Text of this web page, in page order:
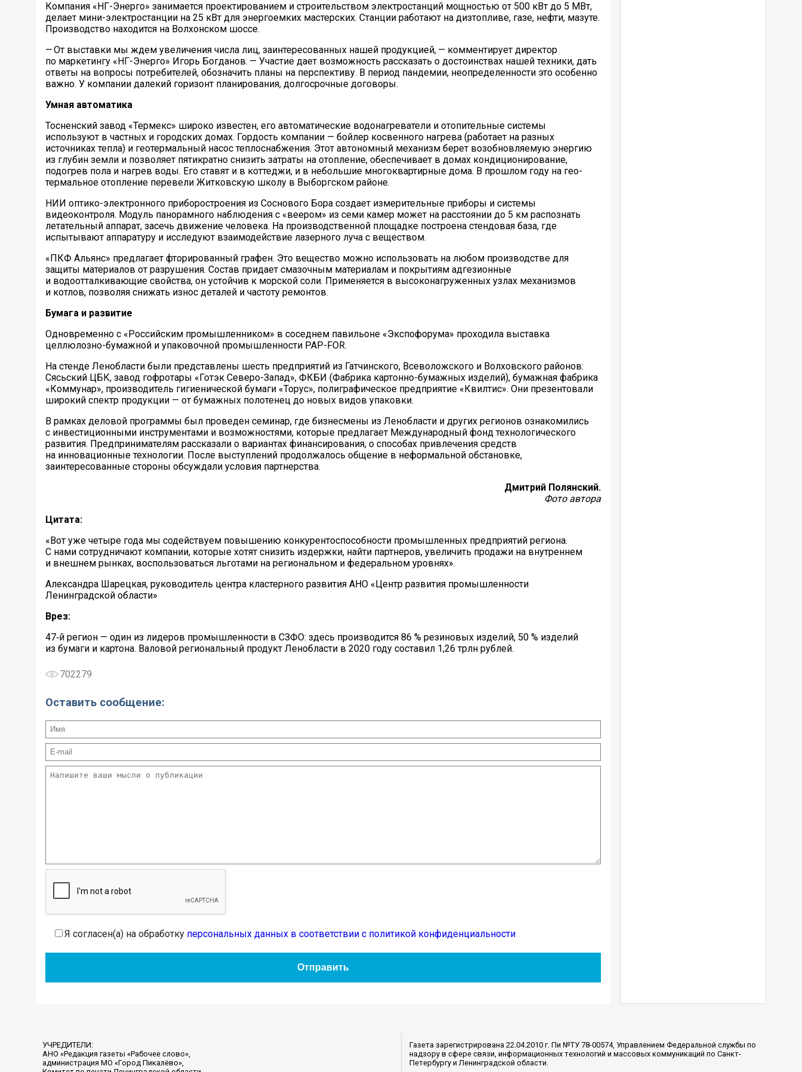
Компания «НГ-Энерго» занимается проектированием и строительством электростанций мощностью от 500 кВт до 5 МВт,
делает мини-электростанции на 25 кВт для энергоемких мастерских. Станции работают на диз­топливе, газе, нефти, мазуте.
Производство находится на Волхонском шоссе.
— От выставки мы ждем увеличения числа лиц, заинтересованных нашей продукцией, — комментирует директор
по маркетингу «НГ-Энерго» Игорь Богданов. — Участие дает возможность рассказать о достоинствах нашей техники, дать
ответы на вопросы потребителей, обозначить планы на перспективу. В период пандемии, неопределенности это особенно
важно. У компании далекий горизонт планирования, долгосрочные договоры.
Умная автоматика
Тосненский завод «Термекс» широко известен, его автоматические водонагреватели и отопительные системы
используют в частных и городских домах. Гордость компании — бойлер косвенного нагрева (работает на разных
источниках тепла) и геотермальный насос теплоснабжения. Этот автономный механизм берет возобновляемую энергию
из глубин земли и позволяет пятикратно снизить затраты на отопление, обеспечивает в домах кондиционирование,
подогрев пола и нагрев воды. Его ставят и в коттеджи, и в небольшие многоквартирные дома. В прошлом году на гео­
термальное отопление перевели Житковскую школу в Выборгском районе.
НИИ оптико-электронного приборостроения из Соснового Бора создает измерительные приборы и системы
видеоконтроля. Модуль панорамного наблюдения с «веером» из семи камер может на расстоянии до 5 км распознать
летательный аппарат, засечь движение человека. На производственной площадке построена стендовая база, где
испытывают аппаратуру и исследуют взаимодействие лазерного луча с веществом.
«ПКФ Альянс» предлагает фторированный графен. Это вещество можно использовать на любом производстве для
защиты материа­лов от разрушения. Состав придает смазочным материалам и покрытиям адгезионные
и водоотталкивающие свойства, он устойчив к морской соли. Применяется в высоконагруженных узлах механизмов
и котлов, позволяя снижать износ деталей и частоту ремонтов.
Бумага и развитие
Одновременно с «Российским промышленником» в соседнем павильоне «Экспофорума» проходила выставка
целлюлозно-бумажной и упаковочной промышленности PAP-FOR.
На стенде Ленобласти были представлены шесть предприятий из Гатчинского, Всеволожского и Волховского районов:
Сясьский ЦБК, завод гофротары «Готэк Северо-Запад», ФКБИ (Фабрика картонно-бумажных изделий), бумажная фабрика
«Коммунар», производитель гигиенической бумаги «Торус», полиграфическое предприятие «Квилтис». Они презентовали
широкий спектр продукции — от бумажных полотенец до новых видов упаковки.
В рамках деловой программы был проведен семинар, где бизнесмены из Ленобласти и других регионов ознакомились
с инвестиционными инструментами и возможностями, которые предлагает Международный фонд технологического
развития. Предпринимателям рассказали о вариантах финансирования, о способах привлечения средств
на инновационные технологии. После выступлений продолжалось общение в неформальной обстановке,
заинтересованные стороны обсуждали условия партнерства.
Дмитрий Полянский.
Фото автора
Цитата:
«Вот уже четыре года мы содействуем повышению конкурентоспособности промышленных предприятий региона.
С нами сотрудничают компании, которые хотят снизить издержки, найти партнеров, увеличить продажи на внутреннем
и внешнем рынках, воспользоваться льготами на региональном и федеральном уровнях».
Александра Шарецкая, руководитель центра кластерного развития АНО «Центр развития промышленности
Ленинградской области»
Врез:
47‑й регион — один из лидеров промышленности в СЗФО: здесь производится 86 % резиновых изделий, 50 % изделий
из бумаги и картона. Валовой региональный продукт Ленобласти в 2020 году составил 1,26 трлн рублей.
702279
Оставить сообщение:
Я согласен(а) на обработку персональных данных в соответствии с политикой конфиденциальности
УЧРЕДИТЕЛИ:
АНО «Редакция газеты «Рабочее слово»,
администрация МО «Город Пикалёво»,
Газета зарегистрирована 22.04.2010 г. Пи №ТУ 78-00574, Управлением Федеральной службы по
надзору в сфере связи, информационных технологий и массовых коммуникаций по Санкт-
Петербургу и Ленинградской области.